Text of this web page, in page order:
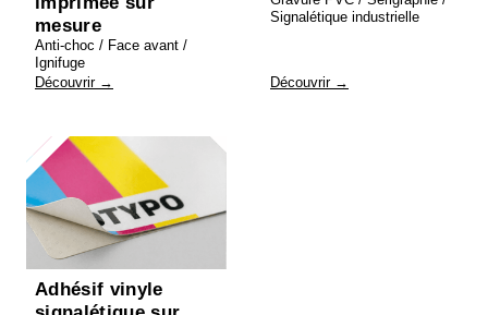
mesure
Anti-choc / Face avant /
Ignifuge
Découvrir →
Signalétique industrielle
Découvrir →
Adhésif vinyle